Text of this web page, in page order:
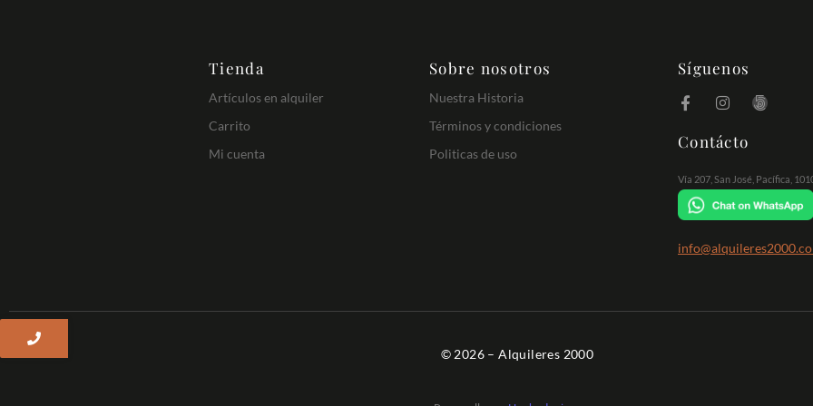
Tienda
Artículos en alquiler
Carrito
Mi cuenta
Sobre nosotros
Nuestra Historia
Términos y condiciones
Politicas de uso
Síguenos
Contácto
Vía 207, San José, Pacífica,
© 2026 – Alquileres 2000